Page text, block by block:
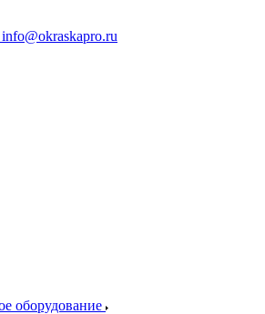
info@okraskapro.ru
оборудование